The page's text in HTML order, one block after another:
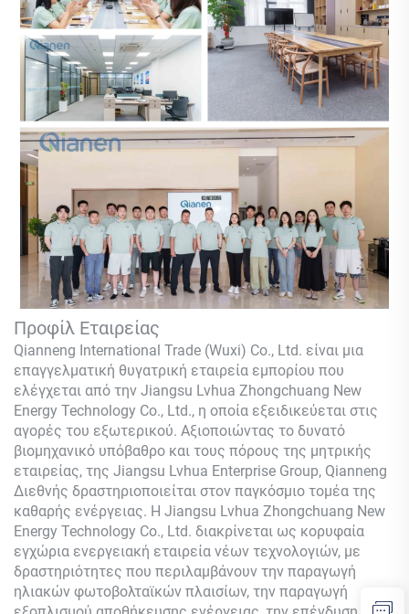
Προφίλ Εταιρείας
Qianneng International Trade (Wuxi) Co., Ltd. είναι μια
επαγγελματική θυγατρική εταιρεία εμπορίου που
ελέγχεται από την Jiangsu Lvhua Zhongchuang New
Energy Technology Co., Ltd., η οποία εξειδικεύεται στις
αγορές του εξωτερικού. Αξιοποιώντας το δυνατό
βιομηχανικό υπόβαθρο και τους πόρους της μητρικής
εταιρείας, της Jiangsu Lvhua Enterprise Group, Qianneng
Διεθνής δραστηριοποιείται στον παγκόσμιο τομέα της
καθαρής ενέργειας. Η Jiangsu Lvhua Zhongchuang New
Energy Technology Co., Ltd. διακρίνεται ως κορυφαία
εγχώρια ενεργειακή εταιρεία νέων τεχνολογιών, με
δραστηριότητες που περιλαμβάνουν την παραγωγή
ηλιακών φωτοβολταϊκών πλαισίων, την παραγωγή